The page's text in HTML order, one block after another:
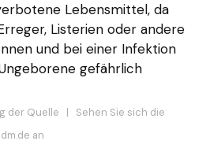
Lebensmittel, da
Listerien oder andere
und bei einer Infektion
gefährlich
der Quelle | Sehen Sie sich die
an